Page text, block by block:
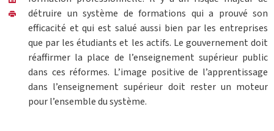
détruire un système de formations qui a prouvé son
efficacité et qui est salué aussi bien par les entreprises
que par les étudiants et les actifs. Le gouvernement doit
réaffirmer la place de l’enseignement supérieur public
dans ces réformes. L’image positive de l’apprentissage
dans l’enseignement supérieur doit rester un moteur
pour l’ensemble du système.